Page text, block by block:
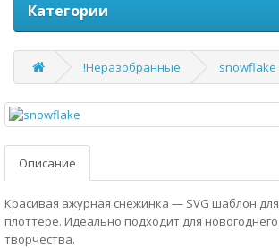
Категории
!Неразобранные snowflake
Описание
Красивая ажурная снежинка — SVG шаблон
плоттере. Идеально подходит для
творчества.